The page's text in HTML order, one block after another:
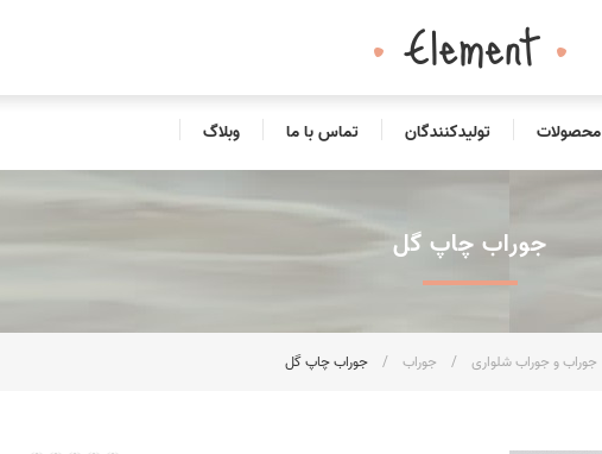
محصولات تولیدکنندگان تماس با ما وبلاگ
جوراب و جوراب شلواری / جوراب / جوراب چاپ گل
جوراب چاپ گل